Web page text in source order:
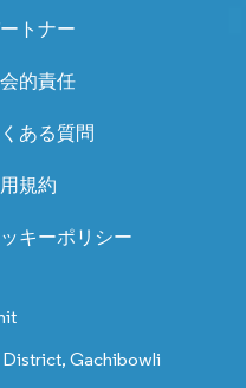
トナー
的責任
ある質問
規約
キーポリシー
District, Gachibowli